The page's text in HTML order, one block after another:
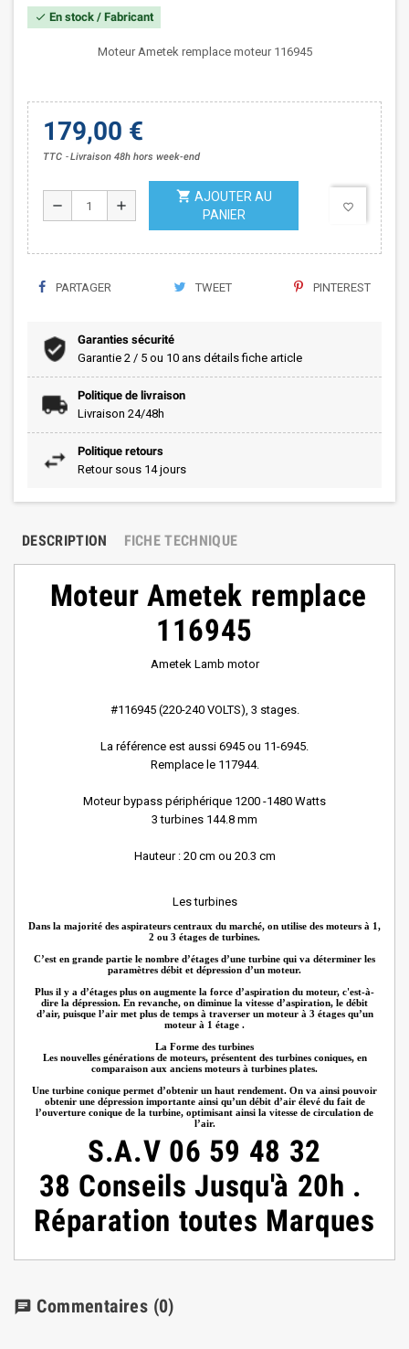
check En stock / Fabricant
Moteur Ametek remplace moteur 116945
179,00 €
TTC Livraison 48h hors week-end
remove add
shopping_cart AJOUTER AU
PANIER
favorite_border
PARTAGER TWEET PINTEREST
Garanties sécurité
Garantie 2 / 5 ou 10 ans détails fiche article
Politique de livraison
Livraison 24/48h
Politique retours
Retour sous 14 jours
DESCRIPTION FICHE TECHNIQUE
Moteur Ametek remplace
116945
Ametek Lamb motor
#116945 (220-240 VOLTS), 3 stages.
La référence est aussi 6945 ou 11-6945.
Remplace le 117944.
Moteur bypass périphérique 1200 -1480 Watts
3 turbines 144.8 mm
Hauteur : 20 cm ou 20.3 cm
Les turbines
Dans la majorité des aspirateurs centraux du marché, on utilise des moteurs à 1,
2 ou 3 étages de turbines.
C’est en grande partie le nombre d’étages d’une turbine qui va déterminer les
paramètres débit et dépression d’un moteur.
Plus il y a d’étages plus on augmente la force d’aspiration du moteur, c'est-à-
dire la dépression. En revanche, on diminue la vitesse d’aspiration, le débit
d’air, puisque l’air met plus de temps à traverser un moteur à 3 étages qu’un
moteur à 1 étage .
La Forme des turbines
Les nouvelles générations de moteurs, présentent des turbines coniques, en
comparaison aux anciens moteurs à turbines plates.
Une turbine conique permet d’obtenir un haut rendement. On va ainsi pouvoir
obtenir une dépression importante ainsi qu’un débit d’air élevé du fait de
l’ouverture conique de la turbine, optimisant ainsi la vitesse de circulation de
l’air.
S.A.V 06 59 48 32
38 ConseilsJusqu'à 20h .
Réparation toutes Marques
chat Commentaires (0)